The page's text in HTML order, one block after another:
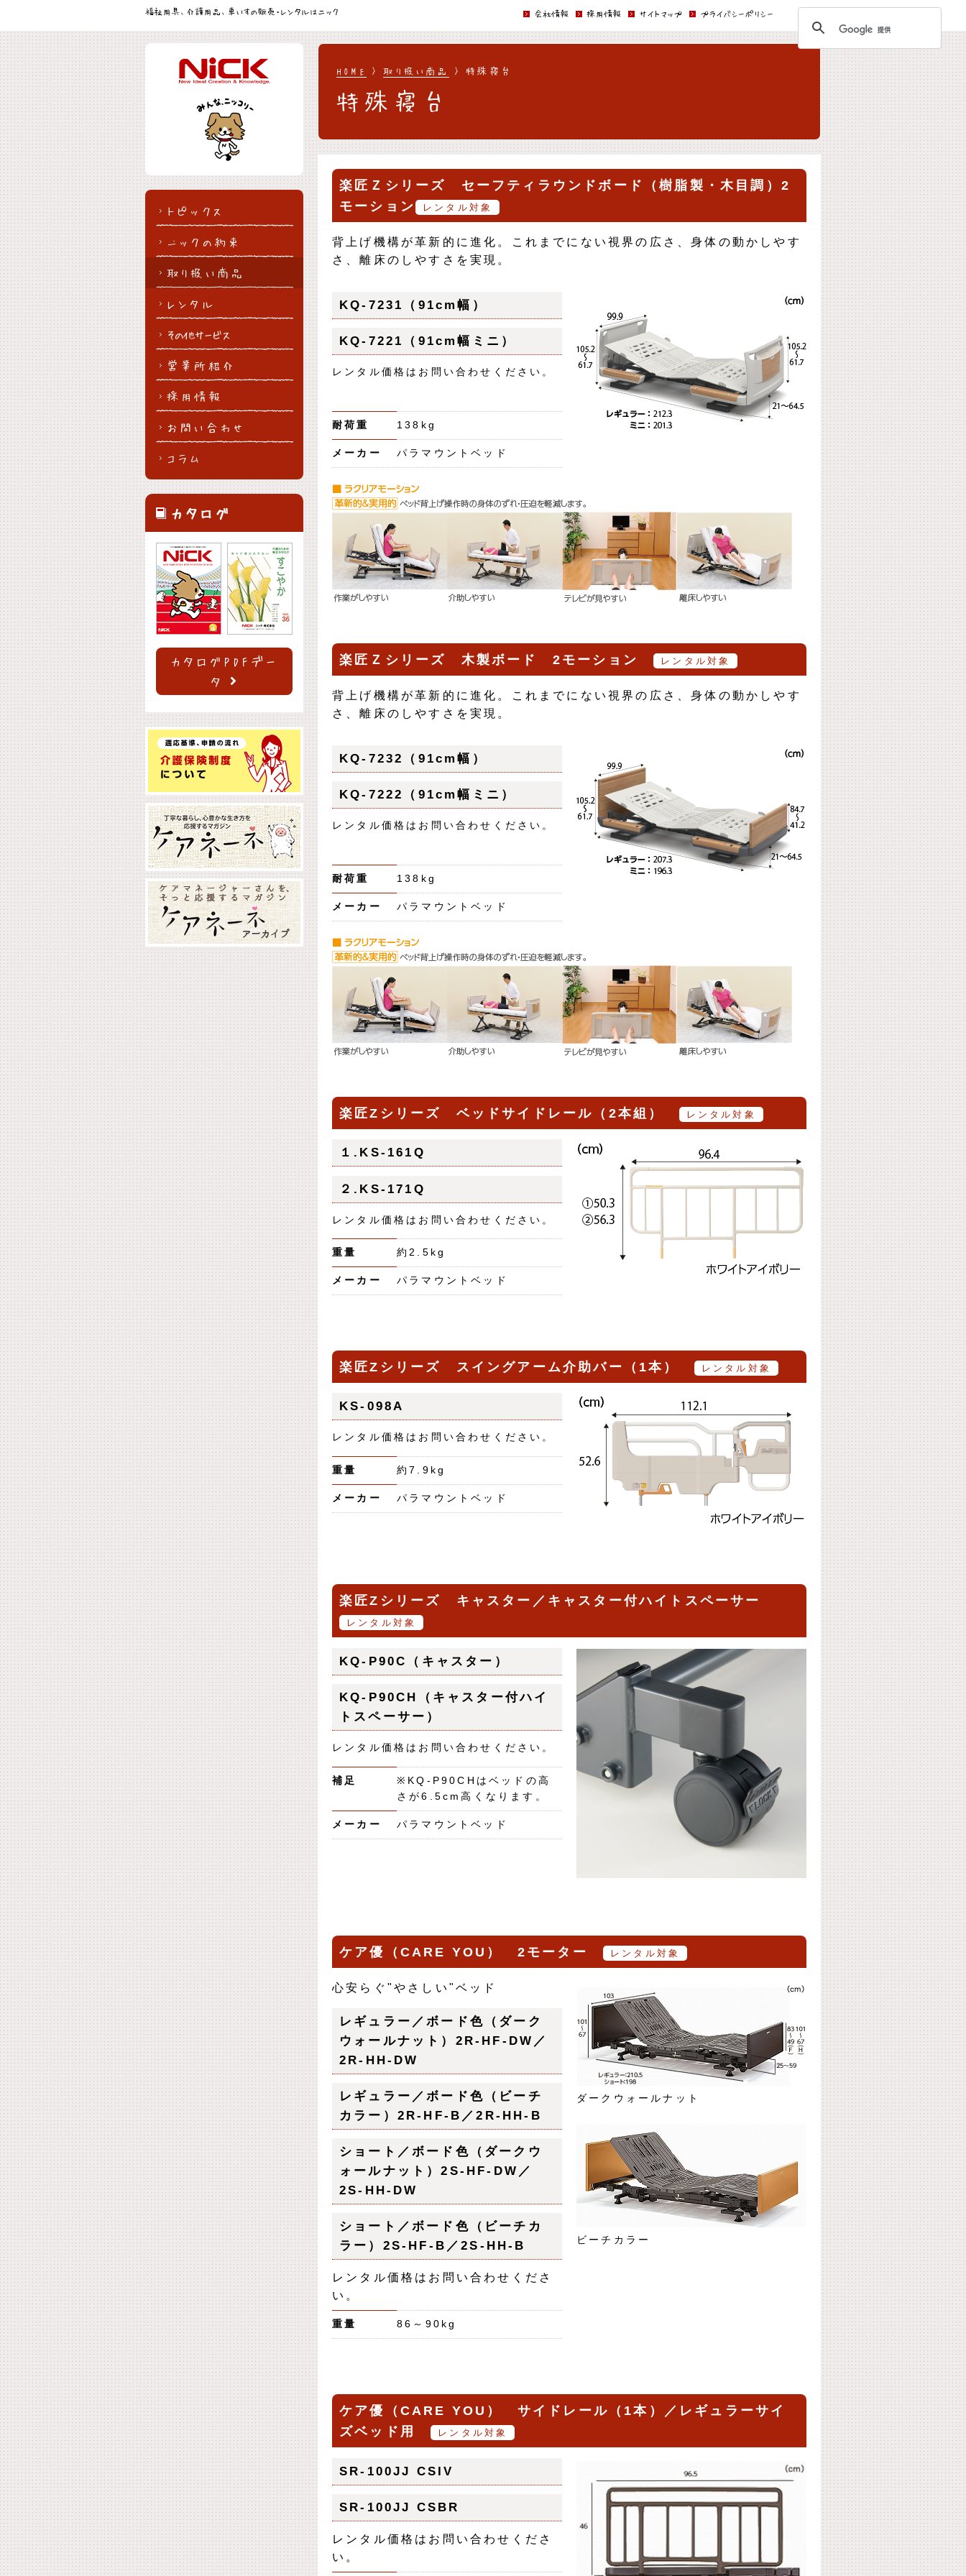
福祉用具、介護用品、車いすの販売・レンタルはニック
トピックス
ニックの約束
取り扱い商品
レンタル
その他サービス
営業所紹介
採用情報
お問い合わせ
コラム
カタログ
カタログPDFデー
タ
HOME >取り扱い商品 > 特殊寝台
特殊寝台
楽匠Ｚシリーズ セーフティラウンドボード（樹脂製・木目調）2
モーション
レンタル対象
背上げ機構が革新的に進化。これまでにない視界の広さ、身体の動かしやす
さ、離床のしやすさを実現。
KQ-7231（91cm幅）
KQ-7221（91cm幅ミニ）
レンタル価格はお問い合わせください。
耐荷重 138kg
メーカー パラマウントベッド
楽匠Ｚシリーズ 木製ボード 2モーション レンタル対象
背上げ機構が革新的に進化。これまでにない視界の広さ、身体の動かしやす
さ、離床のしやすさを実現。
KQ-7232（91cm幅）
KQ-7222（91cm幅ミニ）
レンタル価格はお問い合わせください。
耐荷重 138kg
メーカー パラマウントベッド
楽匠Zシリーズ ベッドサイドレール（2本組） レンタル対象
１.KS-161Q
２.KS-171Q
レンタル価格はお問い合わせください。
重量 約2.5kg
メーカー パラマウントベッド
楽匠Zシリーズ スイングアーム介助バー（1本） レンタル対象
KS-098A
レンタル価格はお問い合わせください。
重量 約7.9kg
メーカー パラマウントベッド
楽匠Zシリーズ キャスター／キャスター付ハイトスペーサー
レンタル対象
KQ-P90C（キャスター）
KQ-P90CH（キャスター付ハイ
トスペーサー）
レンタル価格はお問い合わせください。
補足
※KQ-P90CHはベッドの高
さが6.5cm高くなります。
メーカー パラマウントベッド
ケア優（CARE YOU） 2モーター レンタル対象
ダークウォールナット
ビーチカラー
心安らぐ"やさしい"ベッド
レギュラー／ボード色（ダーク
ウォールナット）2R-HF-DW／
2R-HH-DW
レギュラー／ボード色（ビーチ
カラー）2R-HF-B／2R-HH-B
ショート／ボード色（ダークウ
ォールナット）2S-HF-DW／
2S-HH-DW
ショート／ボード色（ビーチカ
ラー）2S-HF-B／2S-HH-B
レンタル価格はお問い合わせくださ
い。
重量 86～90kg
ケア優（CARE YOU） サイドレール（1本）／レギュラーサイ
ズベッド用
レンタル対象
SR-100JJ CSIV
SR-100JJ CSBR
レンタル価格はお問い合わせくださ
い。
会社情報 採用情報 サイトマップ プライバシーポリシー